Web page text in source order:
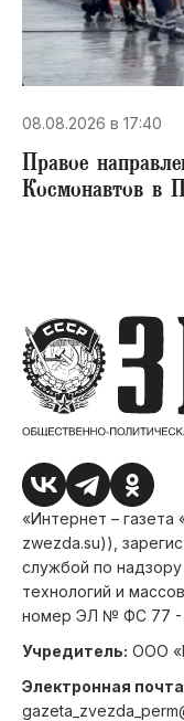
08.08.2026 в 17:40
Правое
Космонавтов в
«Интернет –
zwezda.su)),
службой по
технологий и
номер ЭЛ № ФС 77 -
Учредитель: ООО
Электронная